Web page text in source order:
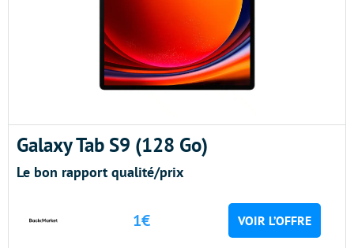
Galaxy Tab S9 (128 Go)
Le bon rapport qualité/prix
1€ VOIR L’OFFRE